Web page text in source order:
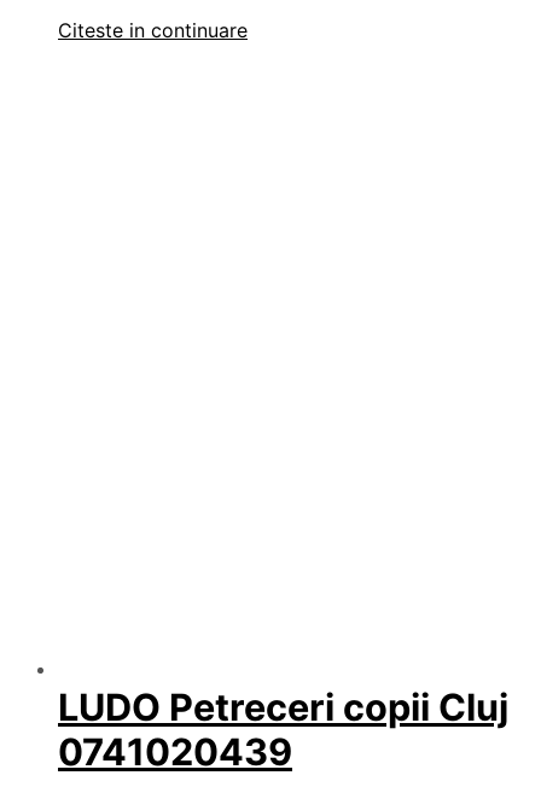
Citeste in continuare
LUDO Petreceri copii Cluj
0741020439